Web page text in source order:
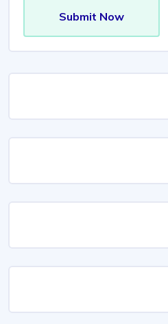
Submit Now